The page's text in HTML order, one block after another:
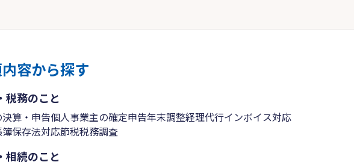
容から探す
税務のこと
算・申告個人事業主の確定申告年末調整経理代行インボイス対応
保存法対応節税税務調査
相続のこと